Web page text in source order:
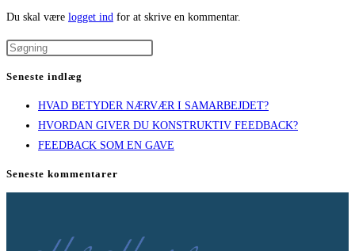
Du skal være logget ind for at skrive en kommentar.
Seneste indlæg
HVAD BETYDER NÆRVÆR I SAMARBEJDET?
HVORDAN GIVER DU KONSTRUKTIV FEEDBACK?
FEEDBACK SOM EN GAVE
Seneste kommentarer